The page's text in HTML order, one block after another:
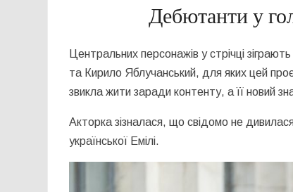
Дебютанти у
Центральних персонажів у стрічці
та Кирило Яблучанський, для яких цей
звикла жити заради контенту, а її новий
Акторка зізналася, що свідомо не
української Емілі.